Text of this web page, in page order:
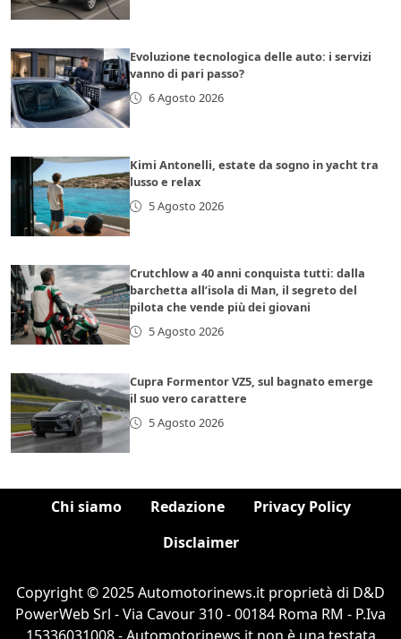
Evoluzione tecnologica delle auto: i servizi
vanno di pari passo?
6 Agosto 2026
Kimi Antonelli, estate da sogno in yacht tra
lusso e relax
5 Agosto 2026
Crutchlow a 40 anni conquista tutti: dalla
barchetta all’isola di Man, il segreto del
pilota che vende più dei giovani
5 Agosto 2026
Cupra Formentor VZ5, sul bagnato emerge
il suo vero carattere
5 Agosto 2026
Chi siamo Redazione
Privacy Policy
Disclaimer
Copyright © 2025 Automotorinews.it proprietà di D&D
PowerWeb Srl - Via Cavour 310 - 00184 Roma RM - P.Iva